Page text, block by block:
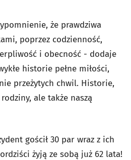
że prawdziwa
poprzez codzienność,
i obecność - dodaje
historie pełne miłości,
przeżytych chwil. Historie,
ale także naszą
gościł 30 par wraz z ich
żyją ze sobą już 62 lata!